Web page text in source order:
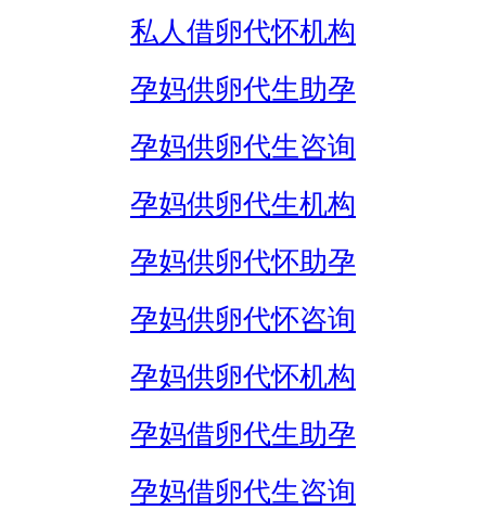
私人借卵代怀机构
孕妈供卵代生助孕
孕妈供卵代生咨询
孕妈供卵代生机构
孕妈供卵代怀助孕
孕妈供卵代怀咨询
孕妈供卵代怀机构
孕妈借卵代生助孕
孕妈借卵代生咨询